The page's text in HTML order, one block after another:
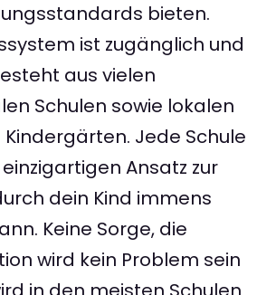
bieten.
ist zugänglich und
aus vielen
Schulen sowie lokalen
Kindergärten. Jede Schule
Ansatz zur
dein Kind immens
Keine Sorge, die
wird kein Problem sein